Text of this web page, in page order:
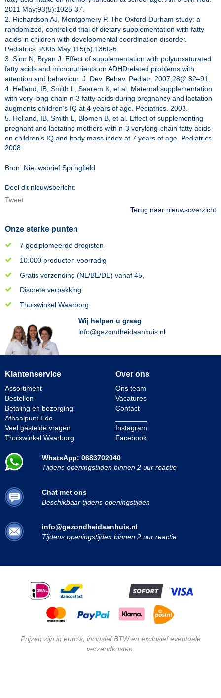
2011 May;93(5):1025-37.
2. Richardson AJ, Montgomery P. The Oxford-Durham study: a
randomized, controlled trial of dietary supplementation with fatty
acids in children with developmental coordination disorder.
Pediatrics. 2005 May;115(5):1360-6.
3. Sinn N, Bryan J. Effect of supplementation with polyunsaturated
fatty acids and micronutrients on ADHDrelated problems with
attention and behaviour. J. Dev. Behav. Pediatr. 2007;28(2:82–91.
4. Helland, IB, Smith L, Saarem K, et al. Maternal supplementation
with very-long-chain n-3 fatty acids during pregnancy and lactation
augments children’s IQ at 4 years of age. Pediatrics. 2003.
5. Helland, IB, Smith L, Blomen B, et al. Effect of supplementing
pregnant and lactating mothers with n-3 verylong-chain fatty acids
on children’s IQ and body mass index at 7 years of age. Pediatrics.
2008
Bron: Nieuwsbrief Springfield
Deel dit nieuwsbericht:
Tweet
Terug naar nieuwsoverzicht
Onze sterke punten
7 gediplomeerde drogisten
10.000 producten voorradig
Gratis verzending (NL/BE/DE) vanaf 45,-
Discrete verpakking
Thuiswinkel Waarborg
Wij helpen u graag
info@gezondheidaanhuis.nl
Klantenservice
Assortiment
Bestellen
Betaling en bezorging
Afhaalpunt Ede
Veel gestelde vragen
Thuiswinkel Waarborg
Over ons
Ons team
Vacatures
Contact
Instagram
Facebook
WhatsApp: 0683702040
Tijdens openingstijden binnen 2 uur reactie
Chat met ons
Beschikbaar tijdens openingstijden
info@gezondheidaanhuis.nl
Tijdens openingstijden binnen 2 uur reactie
Prijzen zijn in euro's, inclusief BTW en exclusief eventuele
verzendkosten.